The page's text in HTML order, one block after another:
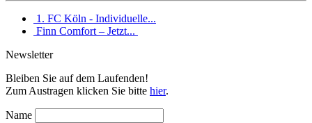
1. FC Köln - Individuelle...
Finn Comfort – Jetzt...
Newsletter
Bleiben Sie auf dem Laufenden!
Zum Austragen klicken Sie bitte hier.
Name